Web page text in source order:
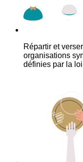
Répartir et
organisations
définies par la